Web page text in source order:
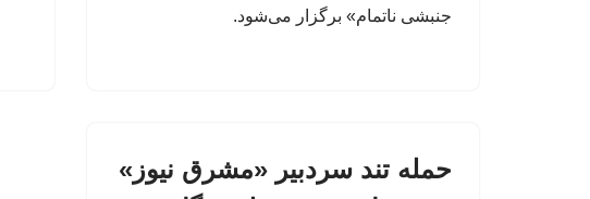
جنبشی ناتمام» برگزار می‌شود.
حمله تند سردبیر «مشرق نیوز»